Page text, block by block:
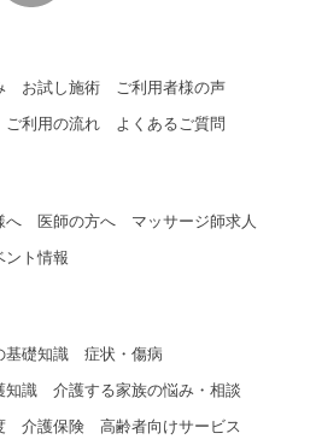
お試し施術
ご利用者様の声
ご利用の流れ よくあるご質問
へ 医師の方へ
マッサージ師求人
ント情報
基礎知識
症状・傷病
知識
介護する家族の悩み・相談
介護保険
高齢者向けサービス